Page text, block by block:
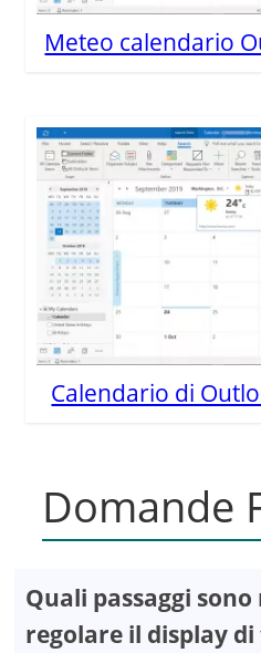
Meteo calendario
Calendario di
Domande
Quali passaggi
regolare il display